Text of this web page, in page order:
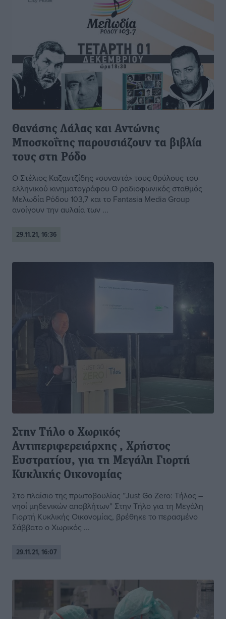
Θανάσης Λάλας και Αντώνης
Μποσκοΐτης παρουσιάζουν τα βιβλία
τους στη Ρόδο
Ο Στέλιος Καζαντζίδης «συναντά» τους θρύλους του
ελληνικού κινηματογράφου Ο ραδιοφωνικός σταθμός
Μελωδία Ρόδου 103,7 και το Fantasia Media Group
ανοίγουν την αυλαία των ...
29.11.21, 16:36
Στην Τήλο ο Χωρικός
Αντιπεριφερειάρχης , Χρήστος
Ευστρατίου, για τη Μεγάλη Γιορτή
Κυκλικής Οικονομίας
Στο πλαίσιο της πρωτοβουλίας ”Just Go Zero: Τήλος –
νησί μηδενικών αποβλήτων” Στην Τήλο για τη Μεγάλη
Γιορτή Κυκλικής Οικονομίας, βρέθηκε το περασμένο
Σάββατο ο Χωρικός ...
29.11.21, 16:07